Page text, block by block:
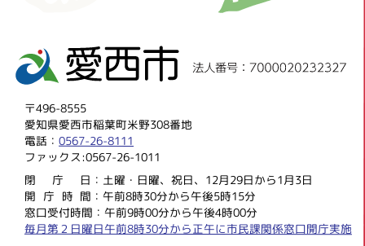
〒496-8555
愛知県愛西市稲葉町米野308番地
電話：0567-26-8111
ファックス:0567-26-1011
閉庁 日：土曜・日曜、祝日、12月29日から1月3日
開庁時 間：午前8時30分から午後5時15分
窓口受付時間：午前9時00分から午後4時00分
毎月第２日曜日午前8時30分から正午に市民課関係窓口開庁実施